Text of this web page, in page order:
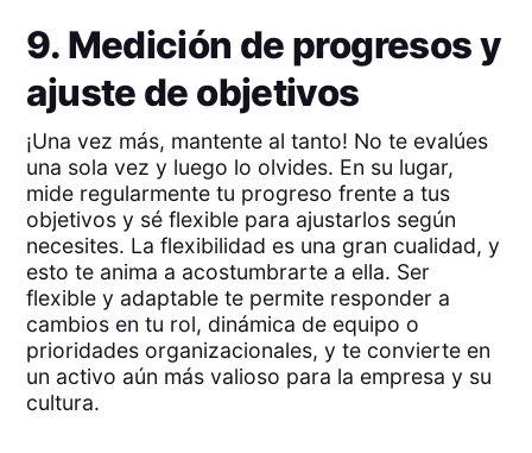
9. Medición de progresos y
ajuste de objetivos
¡Una vez más, mantente al tanto! No te evalúes
una sola vez y luego lo olvides. En su lugar,
mide regularmente tu progreso frente a tus
objetivos y sé flexible para ajustarlos según
necesites. La flexibilidad es una gran cualidad, y
esto te anima a acostumbrarte a ella. Ser
flexible y adaptable te permite responder a
cambios en tu rol, dinámica de equipo o
prioridades organizacionales, y te convierte en
un activo aún más valioso para la empresa y su
cultura.